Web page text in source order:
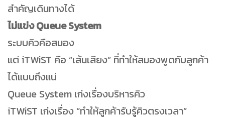
สำคัญเดินทางได้
ไม่แข่ง Queue System
ระบบคิวคือสมอง
แต่ iTWiST คือ “เส้นเสียง” ที่ทำให้สมองพูดกับลูกค้า
ได้แบบถึงแน่
Queue System เก่งเรื่องบริหารคิว
iTWiST เก่งเรื่อง “ทำให้ลูกค้ารับรู้คิวตรงเวลา”